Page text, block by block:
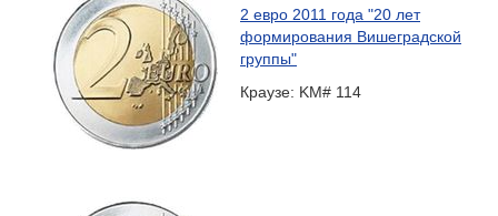
2 евро 2011 года "20 лет
формирования Вишеградской
группы"
Краузе: KM# 114